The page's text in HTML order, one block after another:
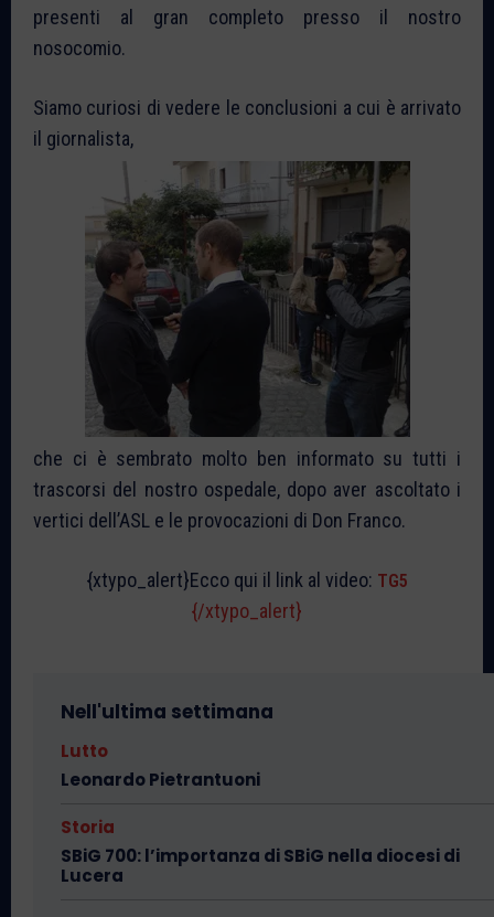
presenti al gran completo presso il nostro
nosocomio.
Siamo curiosi di vedere le conclusioni a cui è arrivato
il giornalista,
che ci è sembrato molto ben informato su tutti i
trascorsi del nostro ospedale, dopo aver ascoltato i
vertici dell’ASL e le provocazioni di Don Franco.
{xtypo_alert}Ecco qui il link al video: TG5
{/xtypo_alert}
Nell'ultima settimana
Lutto
Leonardo Pietrantuoni
Storia
SBiG 700: l’importanza di SBiG nella diocesi di
Lucera